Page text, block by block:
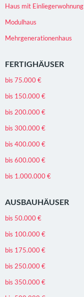
Haus mit Einliegerwohnung
Modulhaus
Mehrgenerationenhaus
FERTIGHÄUSER
bis 75.000 €
bis 150.000 €
bis 200.000 €
bis 300.000 €
bis 400.000 €
bis 600.000 €
bis 1.000.000 €
AUSBAUHÄUSER
bis 50.000 €
bis 100.000 €
bis 175.000 €
bis 250.000 €
bis 350.000 €